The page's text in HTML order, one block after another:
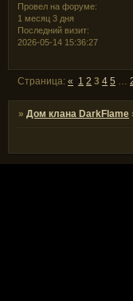
Провел на форуме:
1 месяц 3 дня
Последний визит:
2026-05-14 15:36:27
Страница:« 1 2 3 4 5
»Дом клана DarkFlame